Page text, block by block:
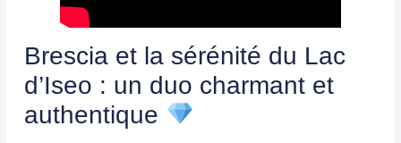
Brescia et la sérénité du Lac
d’Iseo : un duo charmant et
authentique